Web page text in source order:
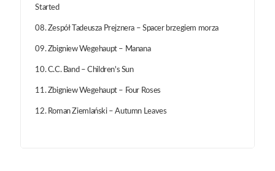
Started
08. Zespół Tadeusza Prejznera – Spacer brzegiem morza
09. Zbigniew Wegehaupt – Manana
10. C.C. Band – Children's Sun
11. Zbigniew Wegehaupt – Four Roses
12. Roman Ziemlański – Autumn Leaves